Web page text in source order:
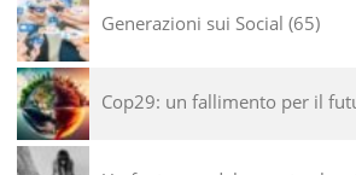
Generazioni sui Social 65
Cop29: un fallimento per il